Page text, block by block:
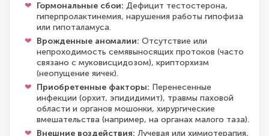
Гормональные сбои: Дефицит тестостерона,
гиперпролактинемия, нарушения работы гипофиза
или гипоталамуса.
Врожденные аномалии: Отсутствие или
непроходимость семявыносящих протоков (часто
связано с муковисцидозом), крипторхизм
(неопущение яичек).
Приобретенные факторы: Перенесенные
инфекции (орхит, эпидидимит), травмы паховой
области и органов мошонки, хирургические
вмешательства (например, на органах малого таза).
Внешние воздействия: Лучевая или химиотерапия,